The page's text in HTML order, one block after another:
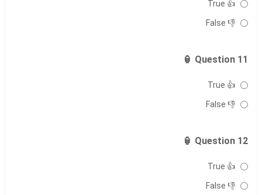
👍 True
👎 False
Question 11 🏮
👍 True
👎 False
Question 12 🏮
👍 True
👎 False